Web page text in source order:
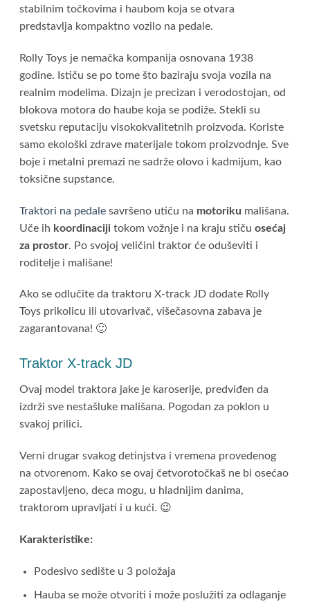
stabilnim točkovima i haubom koja se otvara
predstavlja kompaktno vozilo na pedale.
Rolly Toys je nemačka kompanija osnovana 1938
godine. Ističu se po tome što baziraju svoja vozila na
realnim modelima. Dizajn je precizan i verodostojan, od
blokova motora do haube koja se podiže. Stekli su
svetsku reputaciju visokokvalitetnih proizvoda. Koriste
samo ekološki zdrave materijale tokom proizvodnje. Sve
boje i metalni premazi ne sadrže olovo i kadmijum, kao
toksične supstance.
Traktori na pedale savršeno utiču na motoriku mališana.
Uče ih koordinaciji tokom vožnje i na kraju stičuosećaj
za prostor. Po svojoj veličini traktor će oduševiti i
roditelje i mališane!
Ako se odlučite da traktoru X-track JD dodate Rolly
Toys prikolicu ili utovarivač, višečasovna zabava je
zagarantovana! 🙂
Traktor X-track JD
Ovaj model traktora jake je karoserije, predviđen da
izdrži sve nestašluke mališana. Pogodan za poklon u
svakoj prilici.
Verni drugar svakog detinjstva i vremena provedenog
na otvorenom. Kako se ovaj četvorotočkaš ne bi osećao
zapostavljeno, deca mogu, u hladnijim danima,
traktorom upravljati i u kući. 😉
Karakteristike:
Podesivo sedište u 3 položaja
Hauba se može otvoriti i može poslužiti za odlaganje